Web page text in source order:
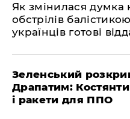
Як змінилася думка
обстрілів
українців готові
Зеленський
Драпатим:
і ракети для ППО